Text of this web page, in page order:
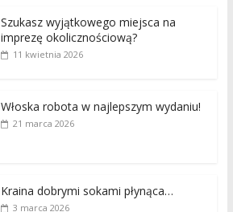
Szukasz wyjątkowego miejsca na
imprezę okolicznościową?
11 kwietnia 2026
Włoska robota w najlepszym wydaniu!
21 marca 2026
Kraina dobrymi sokami płynąca…
3 marca 2026